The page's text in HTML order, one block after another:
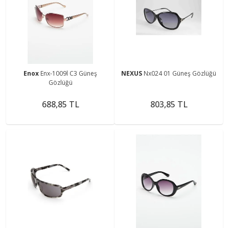
Enox Enx-1009l C3 Güneş
Gözlüğü
688,85 TL
NEXUS Nx024 01 Güneş Gözlüğü
803,85 TL